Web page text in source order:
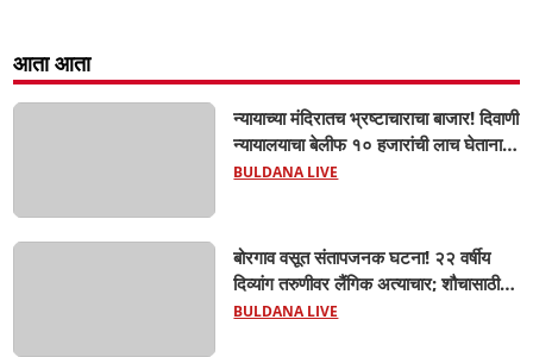
आता आता
न्यायाच्या मंदिरातच भ्रष्टाचाराचा बाजार! दिवाणी
न्यायालयाचा बेलीफ १० हजारांची लाच घेताना
एसीबीच्या जाळ्यात; मेहकरात खळबळ!
BULDANA LIVE
बोरगाव वसूत संतापजनक घटना! २२ वर्षीय
दिव्यांग तरुणीवर लैंगिक अत्याचार; शौचासाठी
गेलेल्या तरुणीचा पाठलाग करून अत्याचाराचा
BULDANA LIVE